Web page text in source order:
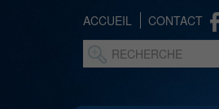
ACCUEIL CONTACT